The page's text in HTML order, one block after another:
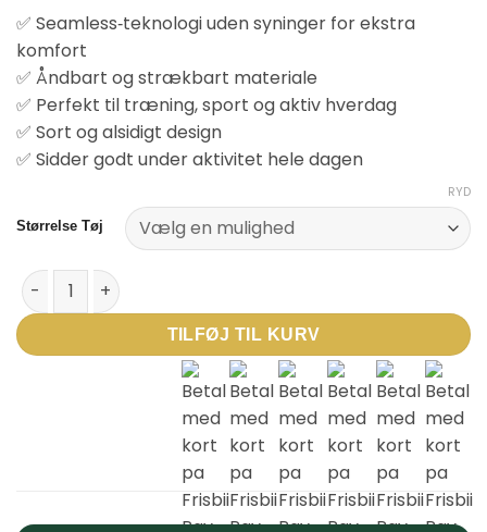
✅ Seamless‑teknologi uden syninger for ekstra
komfort
✅ Åndbart og strækbart materiale
✅ Perfekt til træning, sport og aktiv hverdag
✅ Sort og alsidigt design
✅ Sidder godt under aktivitet hele dagen
Størrelse Tøj
RYD
Hummel First Seamless Jersey L/S – Langærmet sportstrøje til
TILFØJ TIL KURV